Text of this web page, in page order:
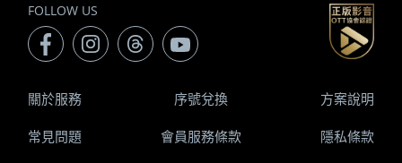
FOLLOW US
關於服務 序號兌換 方案說明
常見問題 會員服務條款 隱私條款